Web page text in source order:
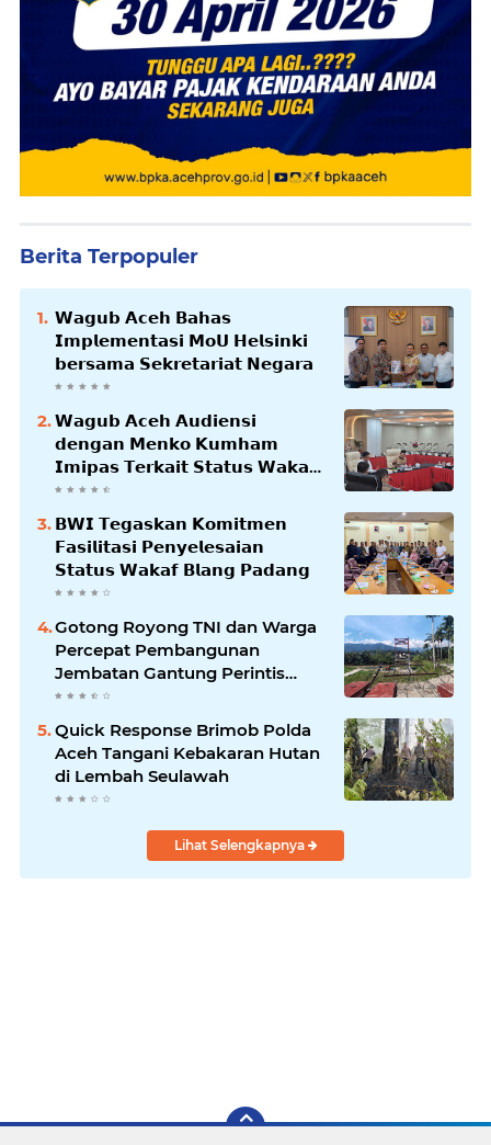
Berita Terpopuler
𝗪𝗮𝗴𝘂𝗯 𝗔𝗰𝗲𝗵 𝗕𝗮𝗵𝗮𝘀
𝗜𝗺𝗽𝗹𝗲𝗺𝗲𝗻𝘁𝗮𝘀𝗶 𝗠𝗼𝗨 𝗛𝗲𝗹𝘀𝗶𝗻𝗸𝗶
𝗯𝗲𝗿𝘀𝗮𝗺𝗮 𝗦𝗲𝗸𝗿𝗲𝘁𝗮𝗿𝗶𝗮𝘁 𝗡𝗲𝗴𝗮𝗿𝗮
𝗪𝗮𝗴𝘂𝗯 𝗔𝗰𝗲𝗵 𝗔𝘂𝗱𝗶𝗲𝗻𝘀𝗶
𝗱𝗲𝗻𝗴𝗮𝗻 𝗠𝗲𝗻𝗸𝗼 𝗞𝘂𝗺𝗵𝗮𝗺
𝗜𝗺𝗶𝗽𝗮𝘀 𝗧𝗲𝗿𝗸𝗮𝗶𝘁 𝗦𝘁𝗮𝘁𝘂𝘀 𝗪𝗮𝗸𝗮𝗳
𝗕𝗹𝗮𝗻𝗴𝗽𝗮𝗱𝗮𝗻𝗴
𝗕𝗪𝗜 𝗧𝗲𝗴𝗮𝘀𝗸𝗮𝗻 𝗞𝗼𝗺𝗶𝘁𝗺𝗲𝗻
𝗙𝗮𝘀𝗶𝗹𝗶𝘁𝗮𝘀𝗶 𝗣𝗲𝗻𝘆𝗲𝗹𝗲𝘀𝗮𝗶𝗮𝗻
𝗦𝘁𝗮𝘁𝘂𝘀 𝗪𝗮𝗸𝗮𝗳 𝗕𝗹𝗮𝗻𝗴 𝗣𝗮𝗱𝗮𝗻𝗴
Gotong Royong TNI dan Warga
Percepat Pembangunan
Jembatan Gantung Perintis
Kuta Ujung Aceh Tenggara
Quick Response Brimob Polda
Aceh Tangani Kebakaran Hutan
di Lembah Seulawah
Lihat Selengkapnya